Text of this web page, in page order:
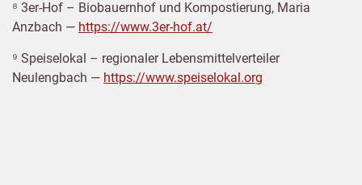
⁸ 3er-Hof – Biobauernhof und Kompostierung, Maria
Anzbach — https://www.3er-hof.at/
⁹ Speiselokal – regionaler Lebensmittelverteiler
Neulengbach — https://www.speiselokal.org